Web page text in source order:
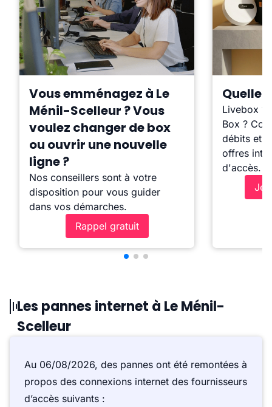
Vous emménagez à Le
Ménil-Scelleur ? Vous
voulez changer de box
ou ouvrir une nouvelle
ligne ?
Nos conseillers sont à votre
disposition pour vous guider
dans vos démarches.
Rappel gratuit
Quelle
Livebox ?
Box ?
débits et
offres
d'accès.
Je
Les pannes internet à Le Ménil-
Scelleur
Au 06/08/2026, des pannes ont été remontées à
propos des connexions internet des fournisseurs
d’accès suivants :